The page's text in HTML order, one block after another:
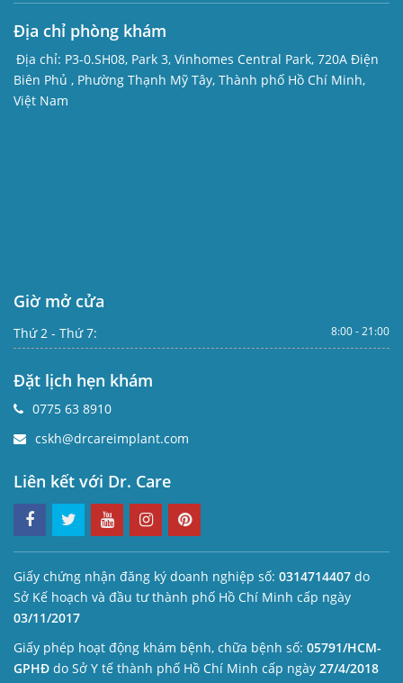
Địa chỉ phòng khám
Địa chỉ: P3-0.SH08, Park 3, Vinhomes Central Park, 720A Điện
Biên Phủ , Phường Thạnh Mỹ Tây, Thành phố Hồ Chí Minh,
Việt Nam
Giờ mở cửa
Thứ 2 - Thứ 7: 8:00 - 21:00
Đặt lịch hẹn khám
0775 63 8910
cskh@drcareimplant.com
Liên kết với Dr. Care
Giấy chứng nhận đăng ký doanh nghiệp số: 0314714407 do
Sở Kế hoạch và đầu tư thành phố Hồ Chí Minh cấp ngày
03/11/2017
Giấy phép hoạt động khám bệnh, chữa bệnh số: 05791/HCM-
GPHĐ do Sở Y tế thành phố Hồ Chí Minh cấp ngày 27/4/2018